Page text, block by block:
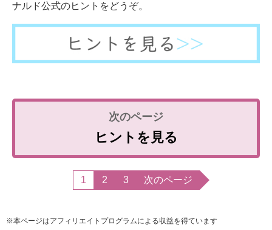
ナルド公式のヒントをどうぞ。
ヒントを見る
1 2 3 次のページ
※本ページはアフィリエイトプログラムによる収益を得ています